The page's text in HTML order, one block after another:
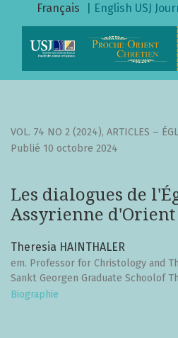
Les dialogues de l&#039;Église
Français | English USJ
VOL. 74 NO 2 (2024), ARTICLES –
Les dialogues de
Assyrienne d'Orient
Publié 10 octobre 2024
Theresia HAINTHALER
em. Professor for Christology and
Sankt Georgen Graduate Schoolof
Biographie